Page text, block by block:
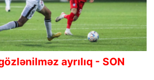
ayrılıq - SON